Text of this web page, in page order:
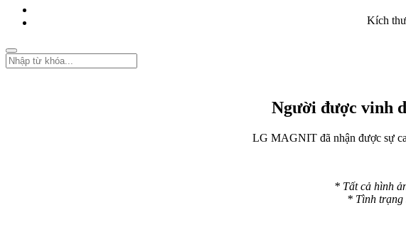
Kích
Người được vinh
LG MAGNIT đã nhận được sự
* Tất cả hình
* Tình trạng